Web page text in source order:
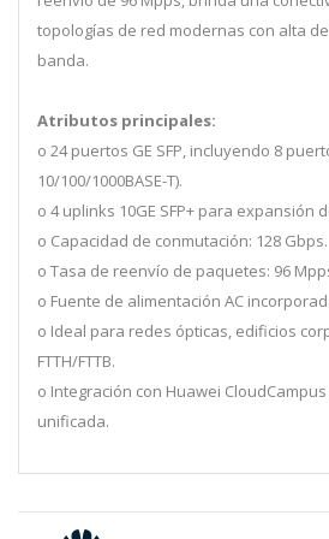
topologías de red modernas con alta
banda.
Atributos principales:
o 24 puertos GE SFP, incluyendo 8
10/100/1000BASE-T).
o 4 uplinks 10GE SFP+ para expansión
o Capacidad de conmutación: 128 Gbps.
o Tasa de reenvío de paquetes: 96
o Fuente de alimentación AC
o Ideal para redes ópticas, edificios
FTTH/FTTB.
o Integración con Huawei
unificada.